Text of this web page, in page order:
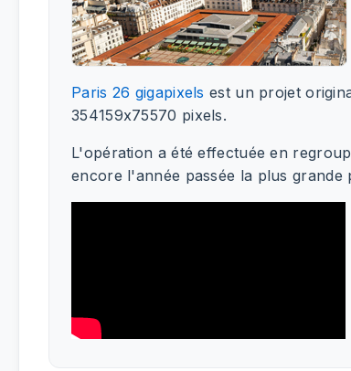
Paris 26 gigapixels est un projet
354159x75570 pixels.
L'opération a été effectuée en
encore l'année passée la plus grande